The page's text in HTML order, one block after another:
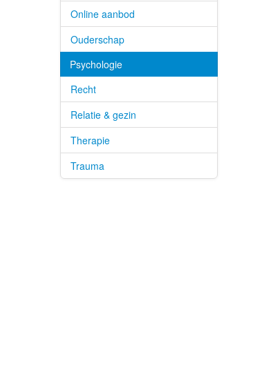
Online aanbod
Ouderschap
Psychologie
Recht
Relatie & gezin
Therapie
Trauma